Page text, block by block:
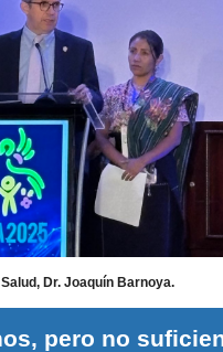
Dr. Joaquín Barnoya.
pero no